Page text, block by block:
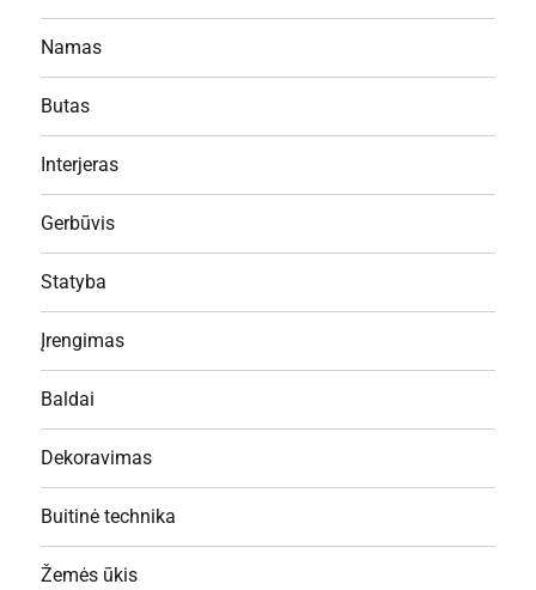
Namas
Butas
Interjeras
Gerbūvis
Statyba
Įrengimas
Baldai
Dekoravimas
Buitinė technika
Žemės ūkis